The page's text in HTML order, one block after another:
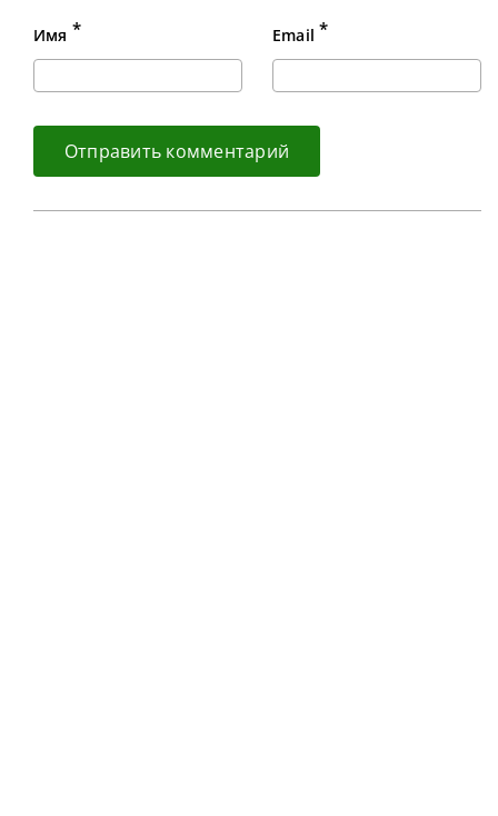
Имя * Email *